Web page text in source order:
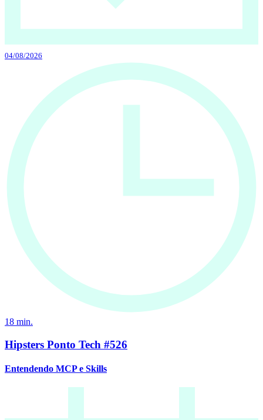
04/08/2026
18 min.
Hipsters Ponto Tech #526
Entendendo MCP e Skills